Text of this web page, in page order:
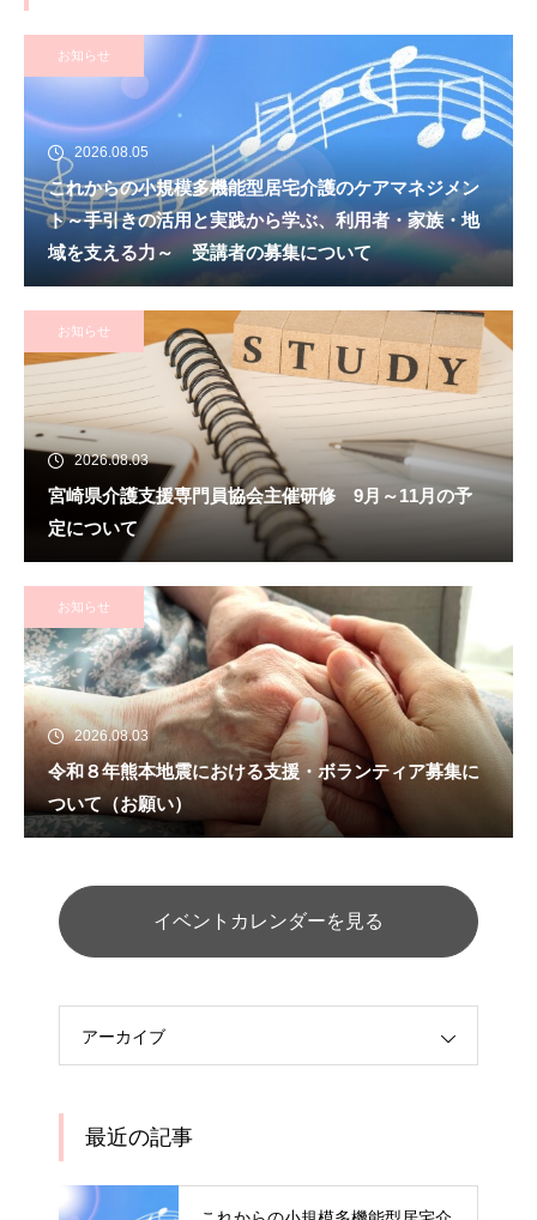
お知らせ
2026.08.05
これからの小規模多機能型居宅介護のケアマネジメン
ト～手引きの活用と実践から学ぶ、利用者・家族・地
域を支える力～ 受講者の募集について
お知らせ
2026.08.03
宮崎県介護支援専門員協会主催研修 9月～11月の予
定について
お知らせ
2026.08.03
令和８年熊本地震における支援・ボランティア募集に
ついて（お願い）
イベントカレンダーを見る
アーカイブ
最近の記事